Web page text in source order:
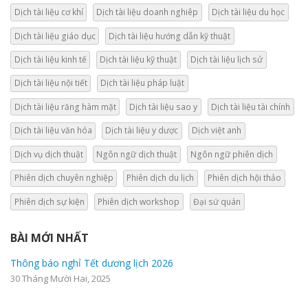
Dịch tài liệu cơ khí Dịch tài liệu doanh nghiêp Dịch tài liệu du học
Dịch tài liệu giáo dục Dịch tài liệu hướng dẫn kỹ thuật
Dịch tài liệu kinh tế Dịch tài liệu kỹ thuật Dịch tài liệu lịch sử
Dịch tài liệu nội tiết Dịch tài liệu pháp luật
Dịch tài liệu răng hàm mặt Dịch tài liệu sao y Dịch tài liệu tài chính
Dịch tài liệu văn hóa Dịch tài liệu y dược Dịch việt anh
Dịch vụ dịch thuật Ngôn ngữ dịch thuật Ngôn ngữ phiên dịch
Phiên dịch chuyên nghiệp Phiên dịch du lịch Phiên dịch hội thảo
Phiên dịch sự kiện Phiên dịch workshop Đại sứ quán
BÀI MỚI NHẤT
báo nghỉ Tết dương lịch 2026
Mười Hai, 2025